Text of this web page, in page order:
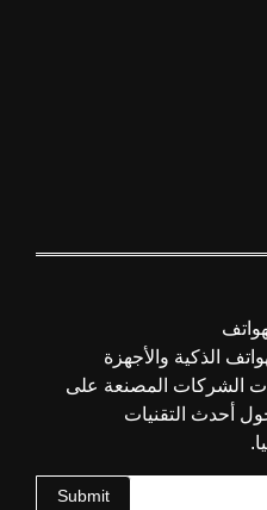
الذكية والأجهزة
الشركات المصنعة على
أحدث التقنيات
Submit